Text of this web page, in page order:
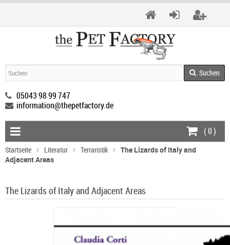
Suchen
05043 98 99 747
information@thepetfactory.de
(0)
Startseite Literatur Terraristik
The Lizards of Italy and
Adjacent Areas
The Lizards of Italy and Adjacent Areas